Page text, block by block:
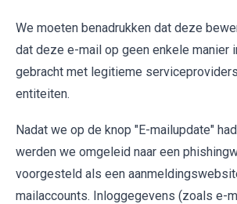
We moeten benadrukken dat deze
dat deze e-mail op geen enkele manier
gebracht met legitieme
entiteiten.
Nadat we op de knop "E-mailupdate"
werden we omgeleid naar een
voorgesteld als een
mailaccounts. Inloggegevens (zoals e-